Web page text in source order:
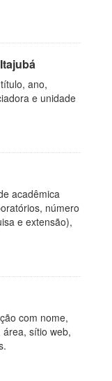
ano,
e unidade
acadêmica
número
e extensão),
com nome,
sítio web,